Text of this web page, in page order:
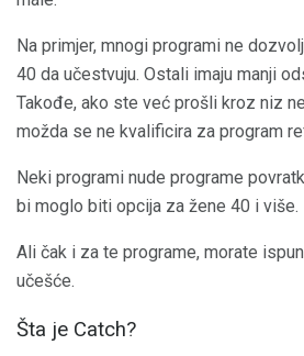
Na primjer, mnogi programi ne
40 da učestvuju. Ostali imaju manji
Takođe, ako ste već prošli kroz niz
možda se ne kvalificira za program
Neki programi nude programe
bi moglo biti opcija za žene 40 i više.
Ali čak i za te programe, morate
učešće.
Šta je Catch?